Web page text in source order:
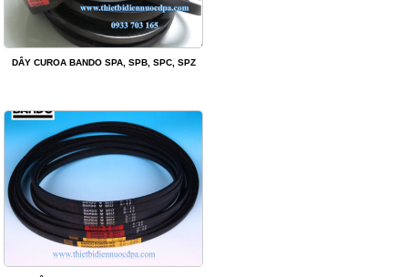
DÂY CUROA BANDO SPA, SPB, SPC, SPZ